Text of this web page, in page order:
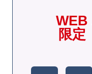
WEB
限定